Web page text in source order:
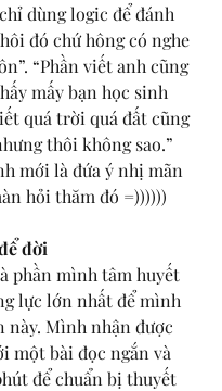
dùng logic để đánh
đó chứ hông có nghe
“Phần viết anh cũng
mấy bạn học sinh
quá trời quá đất cũng
thôi không sao.”
mới là đứa ý nhị mãn
hỏi thăm đó =))))))
đời
phần mình tâm huyết
lực lớn nhất để mình
này. Mình nhận được
một bài đọc ngắn và
để chuẩn bị thuyết